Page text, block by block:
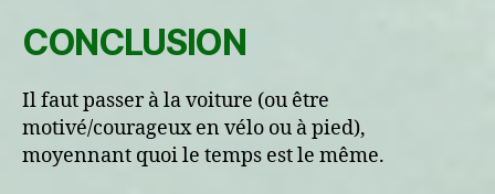
CONCLUSION
Il faut passer à la voiture (ou être
motivé/courageux en vélo ou à pied),
moyennant quoi le temps est le même.